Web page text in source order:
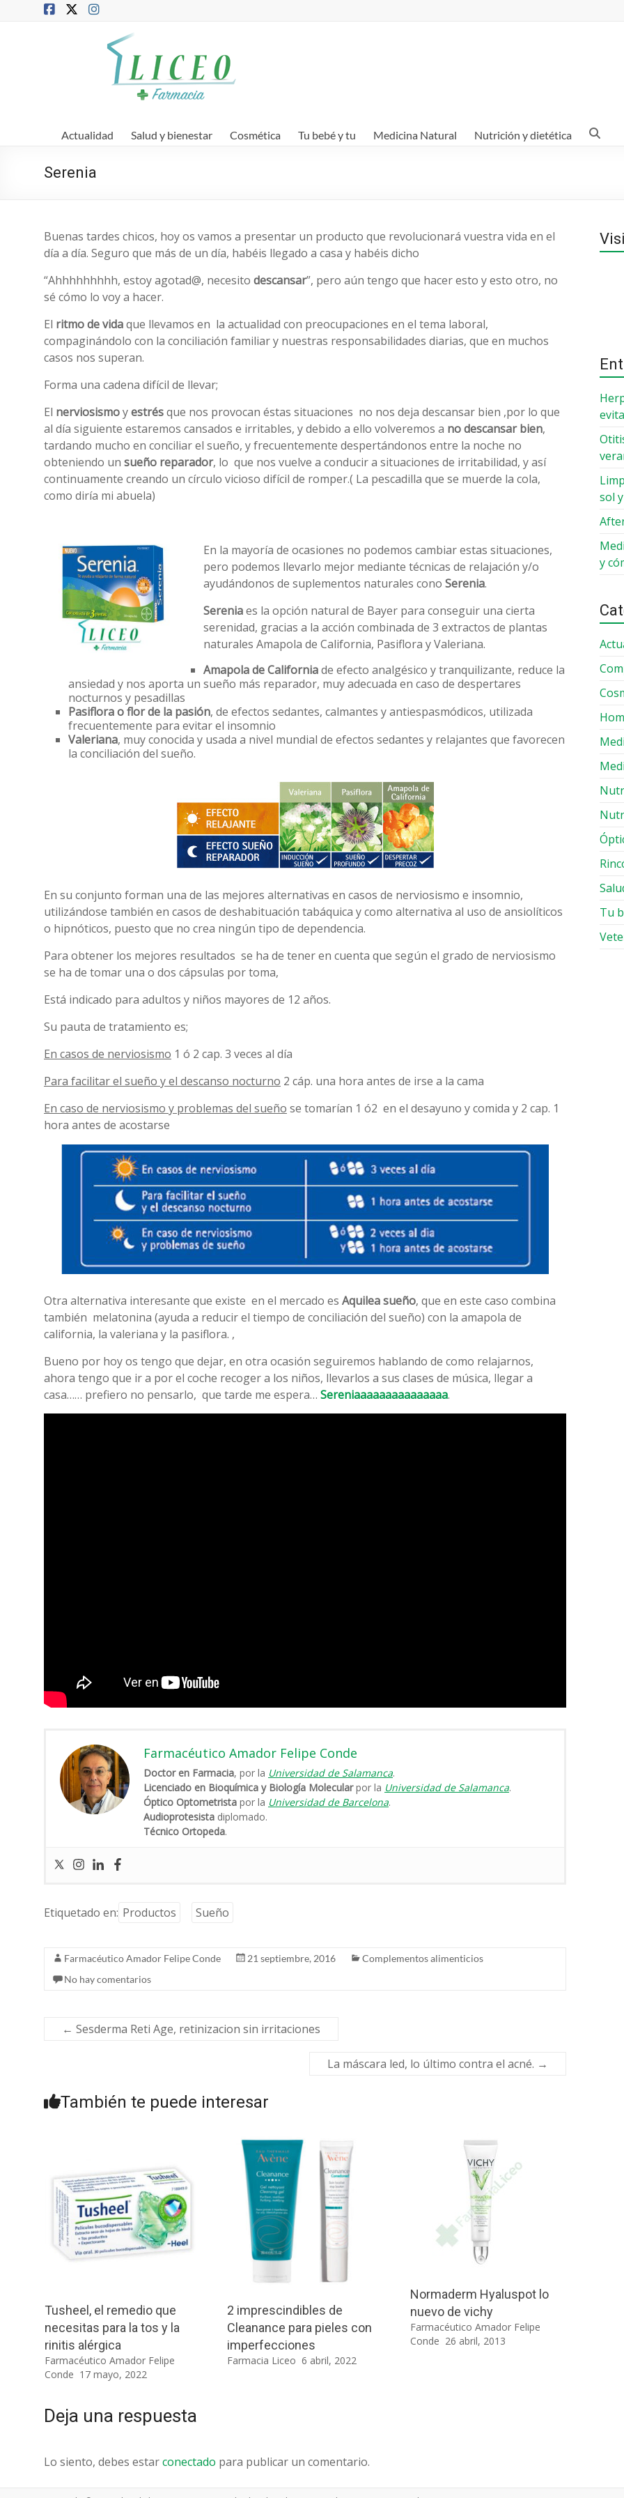
Farmacia
Farmacia,
belleza
Actualidad Salud y bienestar Cosmética Tu bebé y tu Medicina Natural Nutrición y dietética
Serenia
Buenas tardes chicos, hoy os vamos a presentar un producto que revolucionará vuestra vida en el
día a día. Seguro que más de un día, habéis llegado a casa y habéis dicho
“Ahhhhhhhhh, estoy agotad@, necesito descansar”, pero aún tengo que hacer esto y esto otro, no
sé cómo lo voy a hacer.
El ritmo de vidaque llevamos en la actualidad con preocupaciones en el tema laboral,
compaginándolo con la conciliación familiar y nuestras responsabilidades diarias, que en muchos
casos nos superan.
Forma una cadena difícil de llevar;
El nerviosismoyestrésque nos provocan éstas situaciones no nos deja descansar bien ,por lo que
al día siguiente estaremos cansados e irritables, y debido a ello volveremos a no descansar bien,
tardando mucho en conciliar el sueño, y frecuentemente despertándonos entre la noche no
obteniendo un sueño reparador, lo que nos vuelve a conducir a situaciones de irritabilidad, y así
continuamente creando un círculo vicioso difícil de romper.( La pescadilla que se muerde la cola,
como diría mi abuela)
En la mayoría de ocasiones no podemos cambiar estas situaciones,
pero podemos llevarlo mejor mediante técnicas de relajación y/o
ayudándonos de suplementos naturales cono Serenia.
Sereniaes la opción natural de Bayer para conseguir una cierta
serenidad, gracias a la acción combinada de 3 extractos de plantas
naturales Amapola de California, Pasiflora y Valeriana.
Amapola de Californiade efecto analgésico y tranquilizante, reduce la
ansiedad y nos aporta un sueño más reparador, muy adecuada en caso de despertares
nocturnos y pesadillas
Pasiflora o flor de la pasión, de efectos sedantes, calmantes y antiespasmódicos, utilizada
frecuentemente para evitar el insomnio
Valeriana, muy conocida y usada a nivel mundial de efectos sedantes y relajantes que favorecen
la conciliación del sueño.
En su conjunto forman una de las mejores alternativas en casos de nerviosismo e insomnio,
utilizándose también en casos de deshabituación tabáquica y como alternativa al uso de ansiolíticos
o hipnóticos, puesto que no crea ningún tipo de dependencia.
Para obtener los mejores resultados se ha de tener en cuenta que según el grado de nerviosismo
se ha de tomar una o dos cápsulas por toma,
Está indicado para adultos y niños mayores de 12 años.
Su pauta de tratamiento es;
En casos de nerviosismo 1 ó 2 cap. 3 veces al día
Para facilitar el sueño y el descanso nocturno 2 cáp. una hora antes de irse a la cama
En caso de nerviosismo y problemas del sueño se tomarían 1 ó2 en el desayuno y comida y 2 cap. 1
hora antes de acostarse
Otra alternativa interesante que existe en el mercado es Aquilea sueño, que en este caso combina
también melatonina (ayuda a reducir el tiempo de conciliación del sueño) con la amapola de
california, la valeriana y la pasiflora. ,
Bueno por hoy os tengo que dejar, en otra ocasión seguiremos hablando de como relajarnos,
ahora tengo que ir a por el coche recoger a los niños, llevarlos a sus clases de música, llegar a
casa…… prefiero no pensarlo, que tarde me espera… Sereniaaaaaaaaaaaaaaa.
Farmacéutico Amador Felipe Conde
Doctor en Farmacia, por la Universidad de Salamanca.
Licenciado en Bioquímica y Biología Molecularpor la Universidad de Salamanca.
Óptico Optometrista por la Universidad de Barcelona.
Audioprotesista diplomado.
Técnico Ortopeda.
Etiquetado en: Productos Sueño
Farmacéutico Amador Felipe Conde 21 septiembre, 2016
Complementos alimenticios
No hay comentarios
← Sesderma Reti Age, retinizacion sin irritaciones
La máscara led, lo último contra el acné. →
También te puede interesar
Tusheel, el remedio que
necesitas para la tos y la
rinitis alérgica
Farmacéutico Amador Felipe
Conde 17 mayo, 2022
2 imprescindibles de
Cleanance para pieles con
imperfecciones
Farmacia Liceo 6 abril, 2022
Normaderm Hyaluspot lo
nuevo de vichy
Farmacéutico Amador Felipe
Conde 26 abril, 2013
Deja una respuesta
Lo siento, debes estarconectado para publicar un comentario.
sol
y
Tu